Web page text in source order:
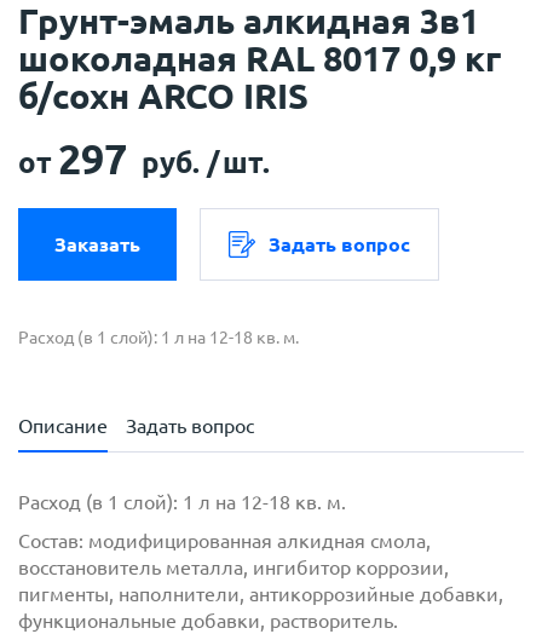
Грунт-эмаль алкидная 3в1
шоколадная RAL 8017 0,9 кг
б/сохн ARCO IRIS
от 297 руб. /шт.
Заказать Задать вопрос
Расход (в 1 слой): 1 л на 12-18 кв. м.
Описание Задать вопрос
Расход (в 1 слой): 1 л на 12-18 кв. м.
Состав: модифицированная алкидная смола,
восстановитель металла, ингибитор коррозии,
пигменты, наполнители, антикоррозийные добавки,
функциональные добавки, растворитель.